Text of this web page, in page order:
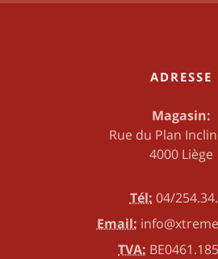
ADRESSE
Magasin:
Rue du Plan
4000 Liège
Tél: 04/
Email:
TVA: